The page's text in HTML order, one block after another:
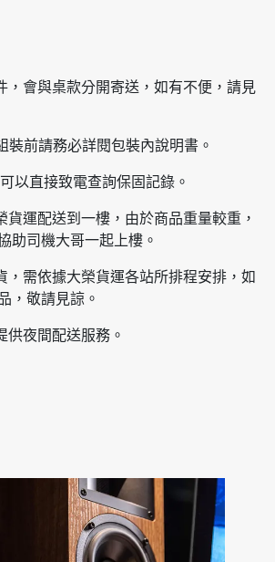
，會與桌款分開寄送，如有不便，請見
裝前請務必詳閱包裝內說明書。
以直接致電查詢保固記錄。
貨運配送到一樓，由於商品重量較重，
助司機大哥一起上樓。
，需依據大榮貨運各站所排程安排，如
，敬請見諒。
供夜間配送服務。